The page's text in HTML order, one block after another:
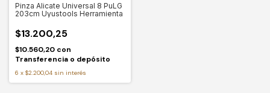
Pinza Alicate Universal 8 PuLG
203cm Uyustools Herramienta
$13.200,25
$10.560,20 con
Transferencia o depósito
6 x $2.200,04 sin interés